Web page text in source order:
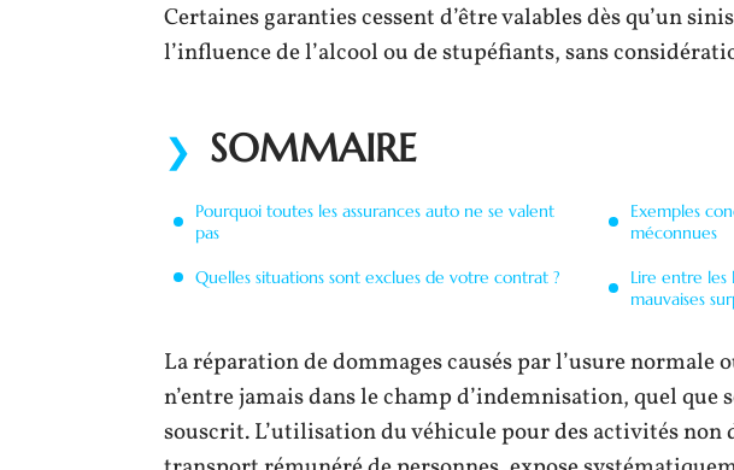
Certaines garanties cessent d’être valables dès qu’un
l’influence de l’alcool ou de stupéfiants, sans
SOMMAIRE
Pourquoi toutes les assurances auto ne se valent
pas
Quelles situations sont exclues de votre contrat ?
Exemples
méconnues
Lire entre
mauvaises
La réparation de dommages causés par l’usure normale
n’entre jamais dans le champ d’indemnisation, quel
souscrit. L’utilisation du véhicule pour des activités non